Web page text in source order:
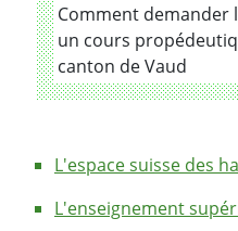
Comment
un cours
canton de Vaud
L'espace suisse des
L'enseignement